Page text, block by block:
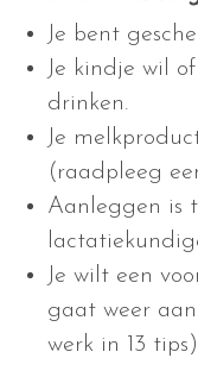
Je bent
Je kindje wil
drinken.
Je
(raadpleeg
Aanleggen is
Je wilt een
gaat weer
werk in 13